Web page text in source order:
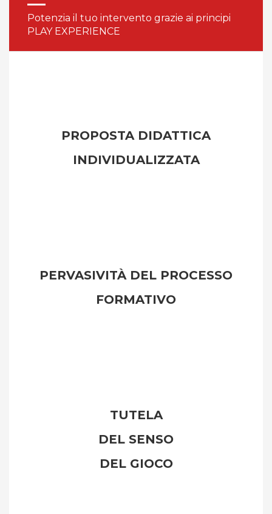
Potenzia il tuo intervento grazie ai principi
PLAY EXPERIENCE
PROPOSTA DIDATTICA
INDIVIDUALIZZATA
PERVASIVITÀ DEL PROCESSO
FORMATIVO
TUTELA
DEL SENSO
DEL GIOCO